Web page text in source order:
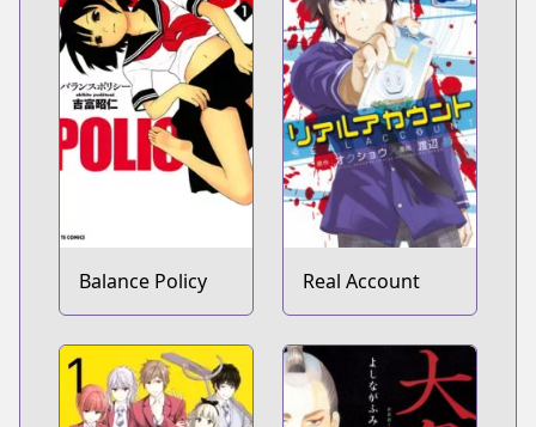
Balance Policy Real Account